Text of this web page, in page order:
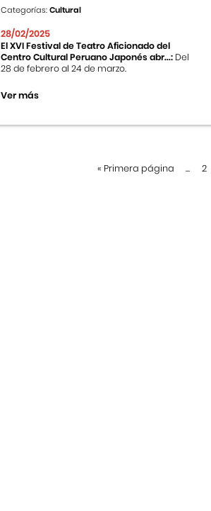
Categorías:Cultural
28/02/2025
El XVI Festival de Teatro Aficionado del
Centro Cultural Peruano Japonés abr...: Del
28 de febrero al 24 de marzo.
Ver más
« Primera página ... 2